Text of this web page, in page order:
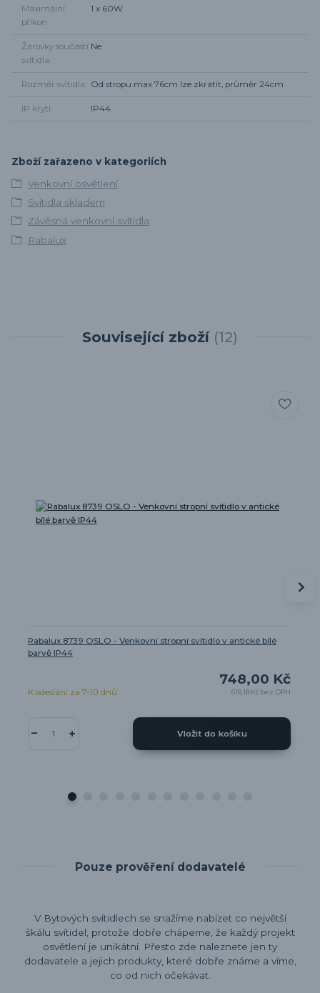
Maximální
příkon
1 x 60W
Žárovky součástí
svítidla
Ne
Rozměr svítidla Od stropu max 76cm lze zkrátit, průměr 24cm
IP krytí IP44
Zboží zařazeno v kategoriích
Venkovní osvětlení
Svítidla skladem
Závěsná venkovní svítidla
Rabalux
Související zboží 12
Rabalux 8739 OSLO - Venkovní stropní svítidlo v antické bílé
barvě IP44
748,00 Kč
618,18 Kč bez DPH
K odeslání za 7-10 dnů
Vložit do košíku
Pouze prověření dodavatelé
V Bytových svítidlech se snažíme nabízet co největší
škálu svítidel, protože dobře chápeme, že každý projekt
osvětlení je unikátní. Přesto zde naleznete jen ty
dodavatele a jejich produkty, které dobře známe a víme,
co od nich očekávat.